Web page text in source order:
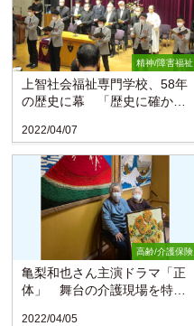
精神/障害福祉
上智社会福祉専門学校、58年
の歴史に幕 「歴史に確かな
2022/04/07
高齢/介護保険
亀梨和也さん主演ドラマ「正
体」 舞台の介護現場を特養
2022/04/05